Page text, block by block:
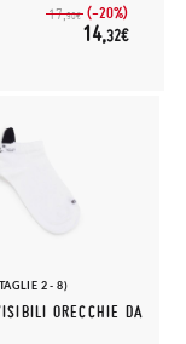
17,90€ (-20%)
14,32€
2 - 8)
ORECCHIE DA